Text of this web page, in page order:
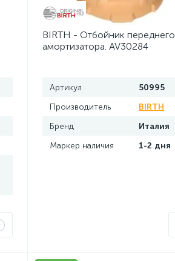
Шаровые опоры Citroen C4 Picasso
Х3 Е83 2
BIRTH - Отбойник переднего
амортизатора. AV30284
Артикул
50995
Производитель
BIRTH
Бренд
Италия
Маркер наличия
1-2 дня